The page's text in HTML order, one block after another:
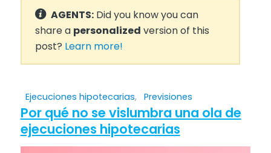
AGENTS:Did you know you can
share a personalized version of this
post? Learn more!
Ejecuciones hipotecarias, Previsiones
Por qué no se vislumbra una ola de
ejecuciones hipotecarias